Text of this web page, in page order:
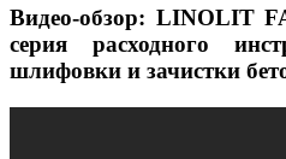
Видео-обзор: LINOLIT
серия расходного
шлифовки и зачистки